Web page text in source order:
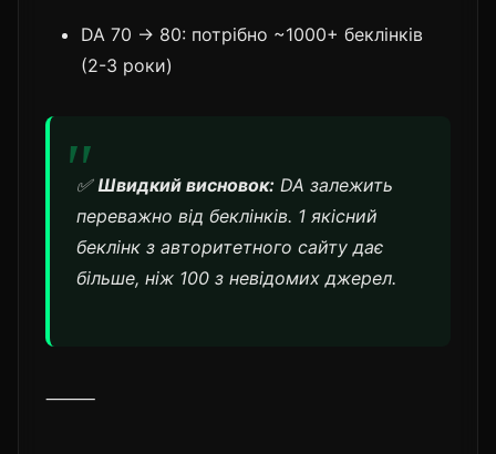
DA 70 → 80: потрібно ~1000+ беклінків
(2-3 роки)
✅ Швидкий висновок: DA залежить
переважно від беклінків. 1 якісний
беклінк з авторитетного сайту дає
більше, ніж 100 з невідомих джерел.
⸻